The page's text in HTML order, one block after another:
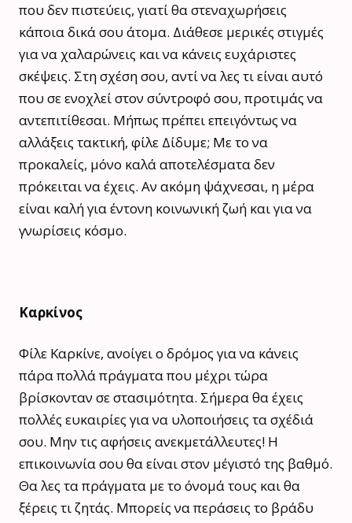
που δεν πιστεύεις, γιατί θα στεναχωρήσεις
κάποια δικά σου άτομα. Διάθεσε μερικές στιγμές
για να χαλαρώνεις και να κάνεις ευχάριστες
σκέψεις. Στη σχέση σου, αντί να λες τι είναι αυτό
που σε ενοχλεί στον σύντροφό σου, προτιμάς να
αντεπιτίθεσαι. Μήπως πρέπει επειγόντως να
αλλάξεις τακτική, φίλε Δίδυμε; Με το να
προκαλείς, μόνο καλά αποτελέσματα δεν
πρόκειται να έχεις. Αν ακόμη ψάχνεσαι, η μέρα
είναι καλή για έντονη κοινωνική ζωή και για να
γνωρίσεις κόσμο.
Καρκίνος
Φίλε Καρκίνε, ανοίγει ο δρόμος για να κάνεις
πάρα πολλά πράγματα που μέχρι τώρα
βρίσκονταν σε στασιμότητα. Σήμερα θα έχεις
πολλές ευκαιρίες για να υλοποιήσεις τα σχέδιά
σου. Μην τις αφήσεις ανεκμετάλλευτες! Η
επικοινωνία σου θα είναι στον μέγιστό της βαθμό.
Θα λες τα πράγματα με το όνομά τους και θα
ξέρεις τι ζητάς. Μπορείς να περάσεις το βράδυ